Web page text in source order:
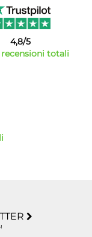
4,8/5
recensioni totali